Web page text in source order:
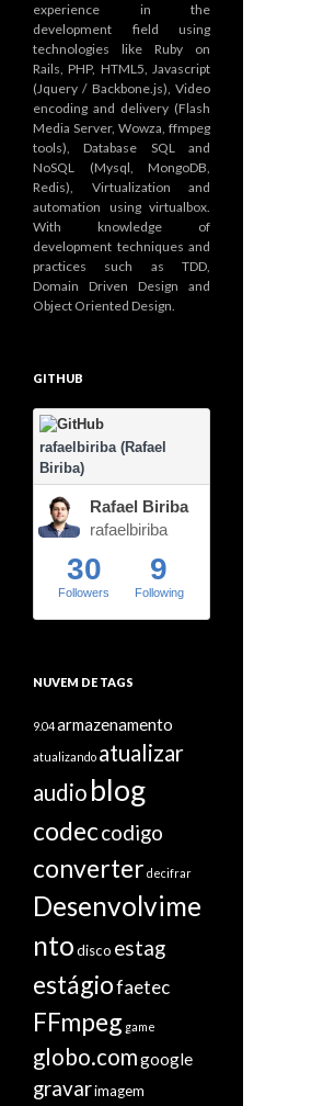
experience in the
development field using
technologies like Ruby on
Rails, PHP, HTML5, Javascript
(Jquery / Backbone.js), Video
encoding and delivery (Flash
Media Server, Wowza, ffmpeg
tools), Database SQL and
NoSQL (Mysql, MongoDB,
Redis), Virtualization and
automation using virtualbox.
With knowledge of
development techniques and
practices such as TDD,
Domain Driven Design and
Object Oriented Design.
GITHUB
rafaelbiriba (Rafael
Biriba)
Rafael Biriba
rafaelbiriba
30
Followers
9
Following
NUVEM DE TAGS
9.04armazenamento
atualizando atualizar
audio blog
codeccodigo
converter decifrar
Desenvolvime
ntodisco estag
estágiofaetec
FFmpeg game
globo.comgoogle
gravarimagem